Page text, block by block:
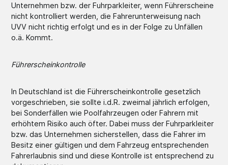
Unternehmen bzw. der Fuhrparkleiter, wenn Führerscheine
nicht kontrolliert werden, die Fahrerunterweisung nach
UVV nicht richtig erfolgt und es in der Folge zu Unfällen
o.ä. Kommt.
Führerscheinkontrolle
In Deutschland ist die Führerscheinkontrolle gesetzlich
vorgeschrieben, sie sollte i.d.R. zweimal jährlich erfolgen,
bei Sonderfällen wie Poolfahrzeugen oder Fahrern mit
erhöhtem Risiko auch öfter. Dabei muss der Fuhrparkleiter
bzw. das Unternehmen sicherstellen, dass die Fahrer im
Besitz einer gültigen und dem Fahrzeug entsprechenden
Fahrerlaubnis sind und diese Kontrolle ist entsprechend zu